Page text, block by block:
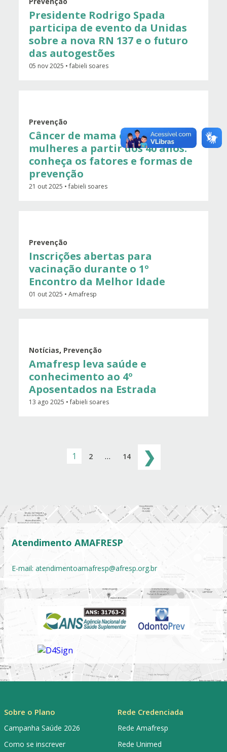
Presidente Rodrigo Spada
participa de evento da Unidas
sobre a nova RN 137 e o futuro
das autogestões
05 nov 2025 • fabieli soares
Prevenção
Câncer de mama cresce entre
mulheres a partir dos 40 anos:
conheça os fatores e formas de
prevenção
21 out 2025 • fabieli soares
Prevenção
Inscrições abertas para
vacinação durante o 1º
Encontro da Melhor Idade
01 out 2025 • Amafresp
Notícias, Prevenção
Amafresp leva saúde e
conhecimento ao 4º
Aposentados na Estrada
13 ago 2025 • fabieli soares
1 2 … 14 ❯
Atendimento AMAFRESP
E-mail: atendimentoamafresp@afresp.org.br
Sobre o Plano
Campanha Saúde 2026
Como se inscrever
Rede Credenciada
Rede Amafresp
Rede Unimed